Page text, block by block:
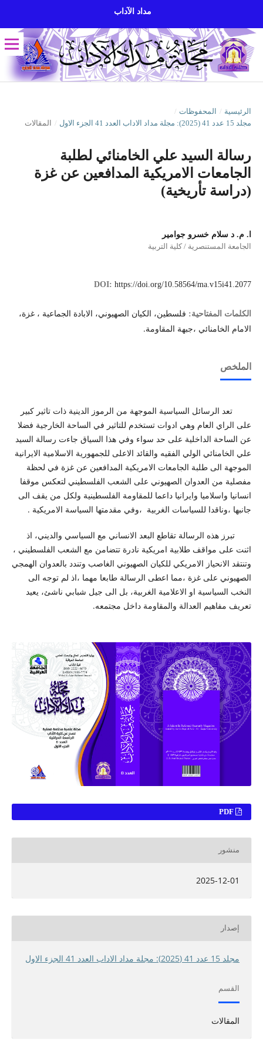
مداد الآداب
الرئيسية / المحفوظات /
مجلد 15 عدد 41 (2025): مجلة مداد الاداب العدد 41 الجزء الاول
/ المقالات
رسالة السيد علي الخامنائي لطلبة
الجامعات الامريكية المدافعين عن غزة
(دراسة تأريخية)
ا. م. د سلام خسرو جوامير
الجامعة المستنصرية / كلية التربية
DOI:https://doi.org/10.58564/ma.v15i41.2077
الكلمات المفتاحية: فلسطين، الكيان الصهيوني، الابادة الجماعية ، غزة،
الامام الخامنائي ،جبهة المقاومة.
الملخص
تعد الرسائل السياسية الموجهة من الرموز الدينية ذات تاثير كبير
على الراي العام وهي ادوات تستخدم للتاثير في الساحة الخارجية فضلا
عن الساحة الداخلية على حد سواء وفي هذا السياق جاءت رسالة السيد
علي الخامنائي الولي الفقيه والقائد الاعلى للجمهورية الاسلامية الايرانية
الموجهة الى طلبة الجامعات الامريكية المدافعين عن غزة في لحظة
مفصلية من العدوان الصهيوني على الشعب الفلسطيني لتعكس موقفا
انسانيا واسلاميا وايرانيا داعما للمقاومة الفلسطينية ولكل من يقف الى
جانبها ،وناقدا للسياسات الغربية ،وفي مقدمتها السياسة الامريكية .
تبرز هذه الرسالة تقاطع البعد الانساني مع السياسي والديني، اذ
اثنت على مواقف طلابية امريكية نادرة تتضامن مع الشعب الفلسطيني ،
وتنتقد الانحياز الامريكي للكيان الصهيوني الغاصب وتندد بالعدوان الهمجي
الصهيوني على غزة ،مما اعطى الرسالة طابعا مهما ،اذ لم توجه الى
النخب السياسية او الاعلامية الغربية، بل الى جيل شبابي ناشئ، يعيد
تعريف مفاهيم العدالة والمقاومة داخل مجتمعه.
PDF
منشور
2025-12-01
إصدار
مجلد 15 عدد 41 (2025): مجلة مداد الاداب العدد 41 الجزء الاول
القسم
المقالات